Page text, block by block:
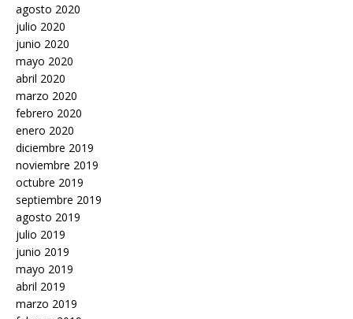
agosto 2020
julio 2020
junio 2020
mayo 2020
abril 2020
marzo 2020
febrero 2020
enero 2020
diciembre 2019
noviembre 2019
octubre 2019
septiembre 2019
agosto 2019
julio 2019
junio 2019
mayo 2019
abril 2019
marzo 2019